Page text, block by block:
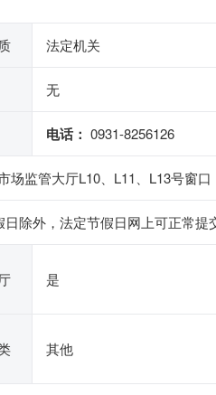
法定机关
无
电话： 0931-8256126
场监管大厅L10、L11、L13号窗口
除外，法定节假日网上可正常提
是
其他